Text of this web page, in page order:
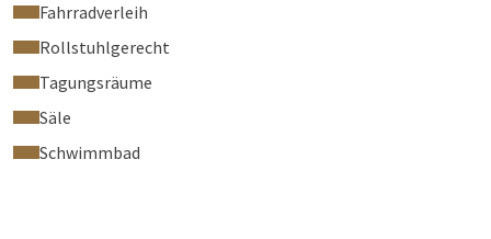
Fahrradverleih
Rollstuhlgerecht
Tagungsräume
Säle
Schwimmbad